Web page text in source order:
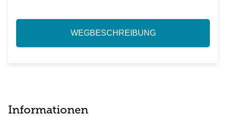
WEGBESCHREIBUNG
Informationen